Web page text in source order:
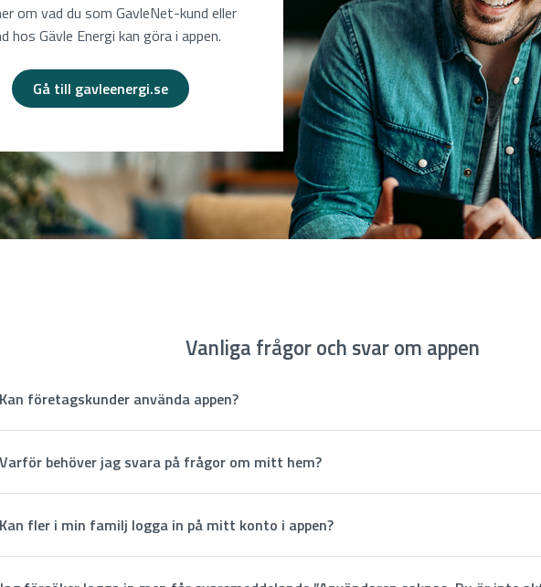
om vad du som GavleNet-kund eller
hos Gävle Energi kan göra i appen.
Gå till gavleenergi.se
Vanliga frågor och svar om appen
Kan företagskunder använda appen?
Varför behöver jag svara på frågor om mitt hem?
Kan fler i min familj logga in på mitt konto i appen?